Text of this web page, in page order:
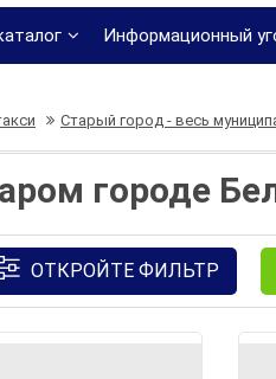
Информационный
Старый город - весь
городе
ОТКРОЙТЕ ФИЛЬТР